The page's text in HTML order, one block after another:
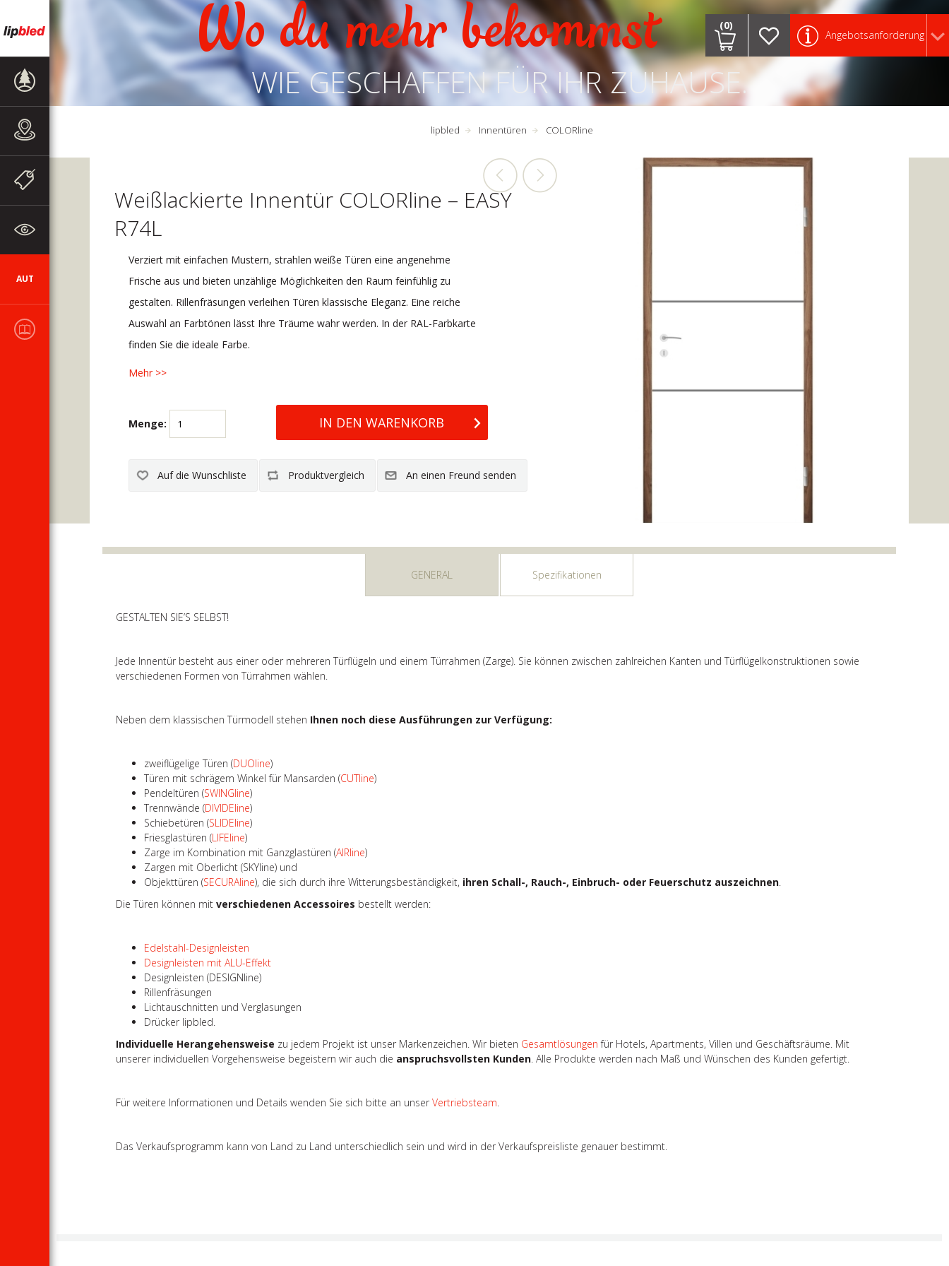
(0)
Angebotsanforderung
MITTEILUNGEN
UNTERNEHMEN
AUT CZ
Wo du mehr bekommst
WIE GESCHAFFEN FÜR IHR ZUHAUSE.
lipbled Innentüren COLORline
Weißlackierte Innentür COLORline – EASY
R74L
Verziert mit einfachen Mustern, strahlen weiße Türen eine angenehme
Frische aus und bieten unzählige Möglichkeiten den Raum feinfühlig zu
gestalten. Rillenfräsungen verleihen Türen klassische Eleganz. Eine reiche
Auswahl an Farbtönen lässt Ihre Träume wahr werden. In der RAL-Farbkarte
finden Sie die ideale Farbe.
Mehr >>
Menge:
GENERAL Spezifikationen
GESTALTEN SIE’S SELBST!
Jede Innentür besteht aus einer oder mehreren Türflügeln und einem Türrahmen (Zarge). Sie können zwischen zahlreichen Kanten und Türflügelkonstruktionen sowie
verschiedenen Formen von Türrahmen wählen.
Neben dem klassischen Türmodell stehen Ihnen noch diese Ausführungen zur Verfügung:
zweiflügelige Türen (DUOline)
Türen mit schrägem Winkel für Mansarden (CUTline)
Pendeltüren (SWINGline)
Trennwände (DIVIDEline)
Schiebetüren (SLIDEline)
Friesglastüren (LIFEline)
Zarge im Kombination mit Ganzglastüren (AIRline)
Zargen mit Oberlicht (SKYline) und
Objekttüren (SECURAline), die sich durch ihre Witterungsbeständigkeit, ihren Schall-, Rauch-, Einbruch- oder Feuerschutz auszeichnen
Die Türen können mitverschiedenen Accessoires bestellt werden:
Edelstahl-Designleisten
Designleisten mit ALU-Effekt
Designleisten (DESIGNline)
Rillenfräsungen
Lichtauschnitten und Verglasungen
Drücker lipbled.
Individuelle Herangehensweise zu jedem Projekt ist unser Markenzeichen. Wir bieten Gesamtlösungen für Hotels, Apartments, Villen und Geschäftsräume. Mit
unserer individuellen Vorgehensweise begeistern wir auch die anspruchsvollsten Kunden . Alle Produkte werden nach Maß und Wünschen des Kunden gefertigt.
Für weitere Informationen und Details wenden Sie sich bitte an unserVertriebsteam
Das Verkaufsprogramm kann von Land zu Land unterschiedlich sein und wird in der Verkaufspreisliste genauer bestimmt.